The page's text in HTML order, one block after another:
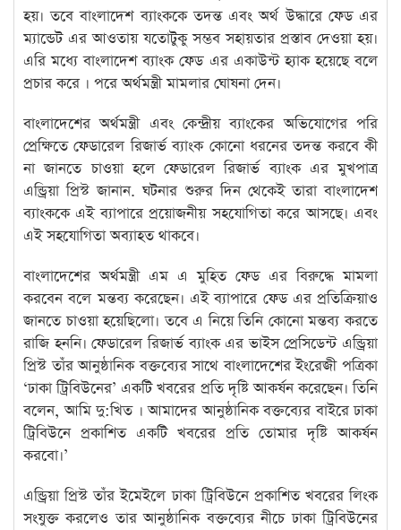
হয়। তবে বাংলাদেশ ব্যাংককে তদন্ত এবং অর্থ উদ্ধারে ফেড এর
ম্যান্ডেট এর আওতায় যতোটুকু সম্ভব সহায়তার প্রস্তাব দেওয়া হয়।
এরি মধ্যে বাংলাদেশ ব্যাংক ফেড এর একাউন্ট হ্যাক হয়েছে বলে
প্রচার করে । পরে অর্থমন্ত্রী মামলার ঘোষনা দেন।
বাংলাদেশের অর্থমন্ত্রী এবং কেন্দ্রীয় ব্যাংকের অভিযোগের পরি
প্রেক্ষিতে ফেডারেল রিজার্ভ ব্যাংক কোনো ধরনের তদন্ত করবে কী
না জানতে চাওয়া হলে ফেডারেল রিজার্ভ ব্যাংক এর মুখপাত্র
এন্ড্রিয়া প্রিস্ট জানান. ঘটনার শুরুর দিন থেকেই তারা বাংলাদেশ
ব্যাংককে এই ব্যাপারে প্রয়োজনীয় সহযোগিতা করে আসছে। এবং
এই সহযোগিতা অব্যাহত থাকবে।
বাংলাদেশের অর্থমন্ত্রী এম এ মুহিত ফেড এর বিরুদ্ধে মামলা
করবেন বলে মন্তব্য করেছেন। এই ব্যাপারে ফেড এর প্রতিক্রিয়াও
জানতে চাওয়া হয়েছিলো। তবে এ নিয়ে তিনি কোনো মন্তব্য করতে
রাজি হননি। ফেডারেল রিজার্ভ ব্যাংক এর ভাইস প্রেসিডেন্ট এন্ড্রিয়া
প্রিস্ট তাঁর আনুষ্ঠানিক বক্তব্যের সাথে বাংলাদেশের ইংরেজী পত্রিকা
‘ঢাকা ট্রিবিউনের’ একটি খবরের প্রতি দৃষ্টি আকর্ষন করেছেন। তিনি
বলেন, আমি দু:খিত । আমাদের আনুষ্ঠানিক বক্তব্যের বাইরে ঢাকা
ট্রিবিউনে প্রকাশিত একটি খবরের প্রতি তোমার দৃষ্টি আকর্ষন
করবো।’
এন্ড্রিয়া প্রিস্ট তাঁর ইমেইলে ঢাকা ট্রিবিউনে প্রকাশিত খবরের লিংক
সংযুক্ত করলেও তার আনুষ্ঠানিক বক্তব্যের নীচে ঢাকা ট্রিবিউনের